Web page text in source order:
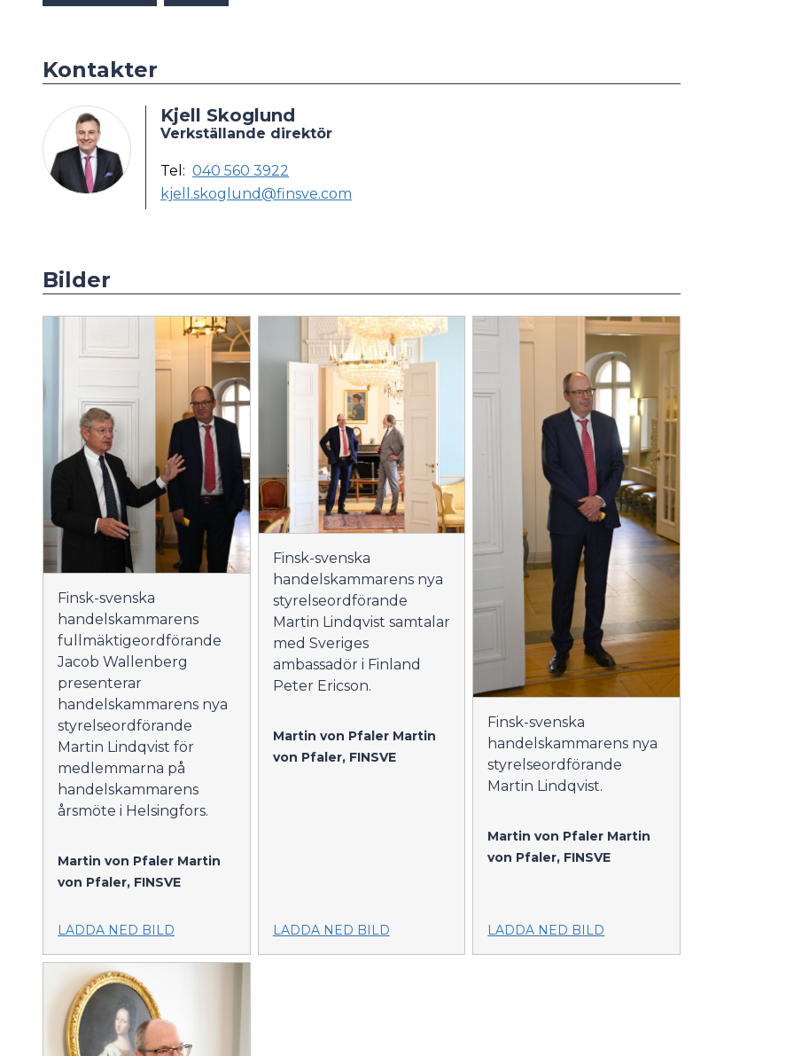
Kontakter
Kjell Skoglund
Verkställande direktör
Tel: 040 560 3922
kjell.skoglund@finsve.com
Bilder
Finsk-svenska
handelskammarens
fullmäktigeordförande
Jacob Wallenberg
presenterar
handelskammarens nya
styrelseordförande
Martin Lindqvist för
medlemmarna på
handelskammarens
årsmöte i Helsingfors.
Martin von Pfaler Martin
von Pfaler, FINSVE
LADDA NED BILD
Finsk-svenska
handelskammarens nya
styrelseordförande
Martin Lindqvist samtalar
med Sveriges
ambassadör i Finland
Peter Ericson.
Martin von Pfaler Martin
von Pfaler, FINSVE
LADDA NED BILD
Finsk-svenska
handelskammarens nya
styrelseordförande
Martin Lindqvist.
Martin von Pfaler Martin
von Pfaler, FINSVE
LADDA NED BILD